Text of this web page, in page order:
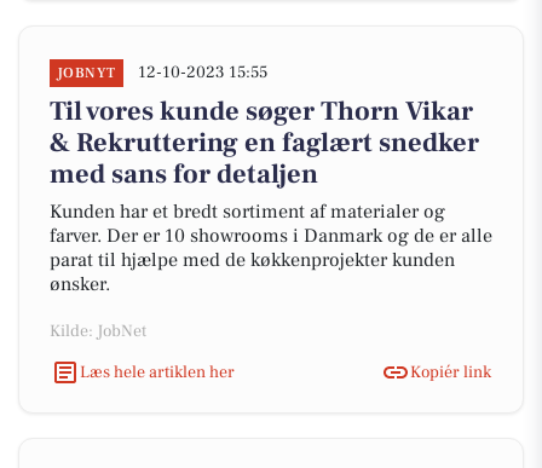
JOBNYT 12-10-2023 15:55
Til vores kunde søger Thorn Vikar
& Rekruttering en faglært snedker
med sans for detaljen
Kunden har et bredt sortiment af materialer og
farver. Der er 10 showrooms i Danmark og de er alle
parat til hjælpe med de køkkenprojekter kunden
ønsker.
Kilde: JobNet
Læs hele artiklen her
Kopiér link